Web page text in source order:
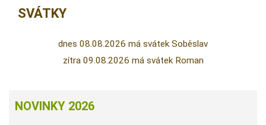
SVÁTKY
dnes 08.08.2026 má svátek Soběslav
zítra 09.08.2026 má svátek Roman
NOVINKY 2026